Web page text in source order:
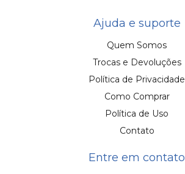
Ajuda e suporte
Quem Somos
Trocas e Devoluções
Política de Privacidade
Como Comprar
Política de Uso
Contato
Entre em contato